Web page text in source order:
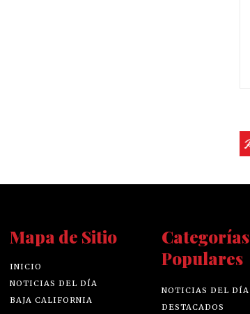
Mapa de Sitio
INICIO
NOTICIAS DEL DÍA
BAJA CALIFORNIA
Categorías
Populares
NOTICIAS DEL DÍA
DESTACADOS